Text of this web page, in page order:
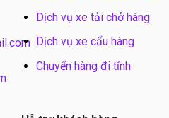
Dịch vụ xe tải chở hàng
Dịch vụ xe cẩu hàng
Chuyển hàng đi tỉnh